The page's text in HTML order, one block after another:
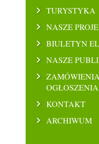
TURYSTYKA
NASZE
BIULETYN
NASZE
OGŁOSZENIA
KONTAKT
ARCHIWUM